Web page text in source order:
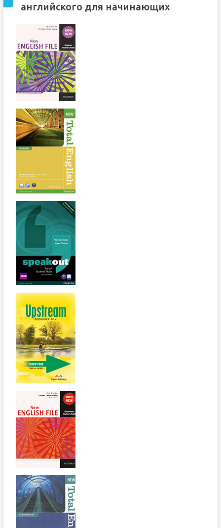
английского для начинающих